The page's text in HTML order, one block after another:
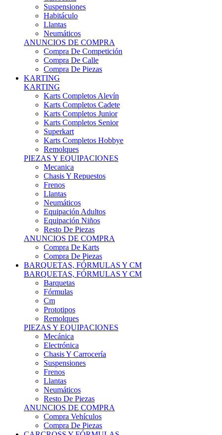
Suspensiones
Habitáculo
Llantas
Neumáticos
ANUNCIOS DE COMPRA
Compra De Competición
Compra De Calle
Compra De Piezas
KARTING
KARTING
Karts Completos Alevín
Karts Completos Cadete
Karts Completos Junior
Karts Completos Senior
Superkart
Karts Completos Hobbye
Remolques
PIEZAS Y EQUIPACIONES
Mecanica
Chasis Y Repuestos
Frenos
Llantas
Neumáticos
Equipación Adultos
Equipación Niños
Resto De Piezas
ANUNCIOS DE COMPRA
Compra De Karts
Compra De Piezas
BARQUETAS, FÓRMULAS Y CM
BARQUETAS, FÓRMULAS Y CM
Barquetas
Fórmulas
Cm
Prototipos
Remolques
PIEZAS Y EQUIPACIONES
Mecánica
Electrónica
Chasis Y Carrocería
Suspensiones
Frenos
Llantas
Neumáticos
Resto De Piezas
ANUNCIOS DE COMPRA
Compra Vehículos
Compra De Piezas